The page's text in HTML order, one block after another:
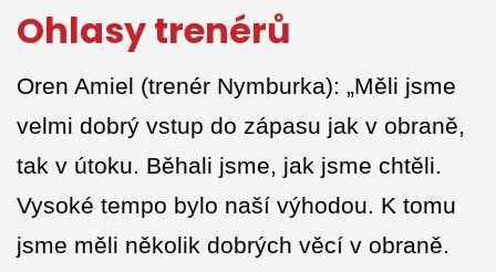
Ohlasy trenérů
Oren Amiel (trenér Nymburka): „Měli jsme
velmi dobrý vstup do zápasu jak v obraně,
tak v útoku. Běhali jsme, jak jsme chtěli.
Vysoké tempo bylo naší výhodou. K tomu
jsme měli několik dobrých věcí v obraně.